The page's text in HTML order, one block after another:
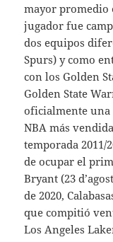
mayor promedio
jugador fue
dos equipos
Spurs) y como
con los Golden
Golden State
oficialmente una
NBA más
temporada 2011/
de ocupar el
Bryant (23
de 2020,
que compitió
Los Angeles